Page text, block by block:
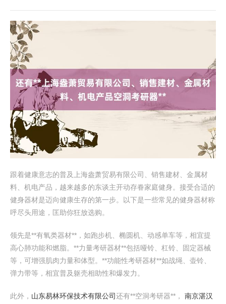
跟着健康意志的普及上海盎萧贸易有限公司、销售建材、金属材
料、机电产品，越来越多的东谈主开动存眷家庭健身。接受合适的
健身器材是迈向健康生存的第一步。以下是一些常见的健身器材称
呼尽头用途，匡助你狂放选购。
领先是**有氧类器材**，如跑步机、椭圆机、动感单车等，相宜提
高心肺功能和燃脂。**力量考研器材**包括哑铃、杠铃、固定器械
等，可增强肌肉力量和体型。**功能性考研器材**如战绳、壶铃、
弹力带等，相宜普及躯壳相助性和爆发力。
此外， 山东易林环保技术有限公司还有**空洞考研器**， 南京湛汉